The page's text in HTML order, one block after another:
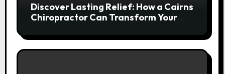
Discover Lasting Relief: How a Cairns
Chiropractor Can Transform Your